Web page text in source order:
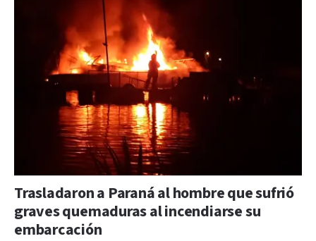
Trasladaron a Paraná al hombre que sufrió
graves quemaduras al incendiarse su
embarcación